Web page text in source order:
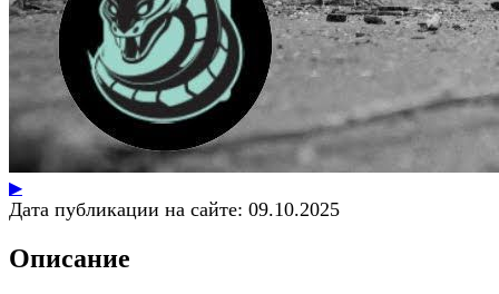
▶
Дата публикации на сайте: 09.10.2025
Описание